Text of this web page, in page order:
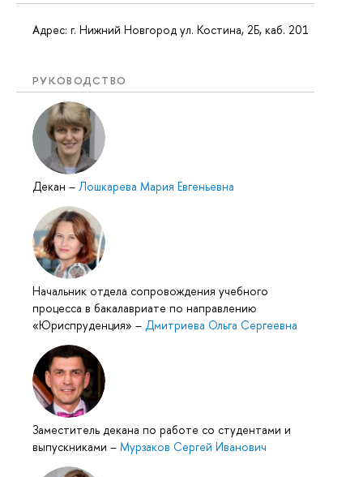
Адрес: г. Нижний Новгород ул. Костина, 2Б, каб. 201
РУКОВОДСТВО
Декан – Лошкарева Мария Евгеньевна
Начальник отдела сопровождения учебного
процесса в бакалавриате по направлению
«Юриспруденция» – Дмитриева Ольга Сергеевна
Заместитель декана по работе со студентами и
выпускниками – Мурзаков Сергей Иванович